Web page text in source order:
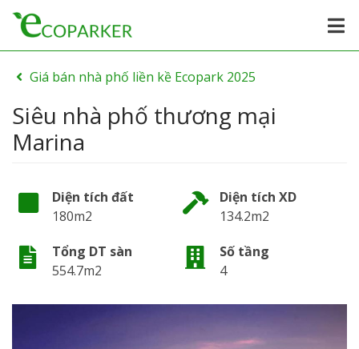
Giá bán nhà phố liền kề Ecopark 2025
Siêu nhà phố thương mại
Marina
Diện tích đất
180m2
Diện tích XD
134.2m2
Tổng DT sàn
554.7m2
Số tầng
4